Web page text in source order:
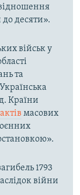
до десяти».
військ у
та
Країни
масових
1793
війни